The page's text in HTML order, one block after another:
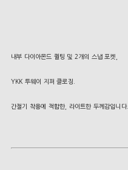
내부 다이아몬드 퀼팅 및 2개의 스냅 포켓,
YKK 투웨이 지퍼 클로징.
간절기 착용에 적합한, 라이트한 두께감입니다.